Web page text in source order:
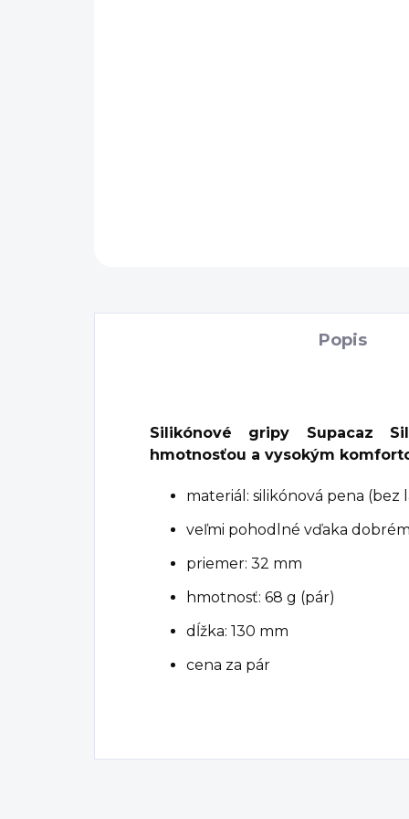
Popis
Silikónové gripy Supacaz
hmotnosťou a vysokým
materiál: silikónová pena (bez
veľmi pohodlné vďaka
priemer: 32 mm
hmotnosť: 68 g (pár)
dĺžka: 130 mm
cena za pár